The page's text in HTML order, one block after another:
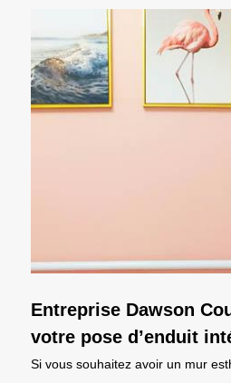
Entreprise Dawson
votre pose d’enduit
Si vous souhaitez avoir un mur